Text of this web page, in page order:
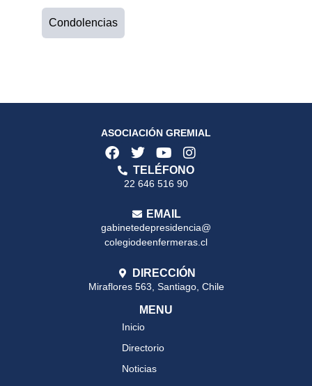
Condolencias
ASOCIACIÓN GREMIAL
TELÉFONO
22 646 516 90
EMAIL
gabinetedepresidencia@
colegiodeenfermeras.cl
DIRECCIÓN
Miraflores 563, Santiago, Chile
MENU
Inicio
Directorio
Noticias